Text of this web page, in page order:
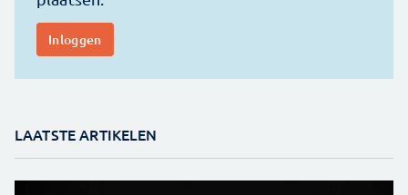
LAATSTE ARTIKELEN